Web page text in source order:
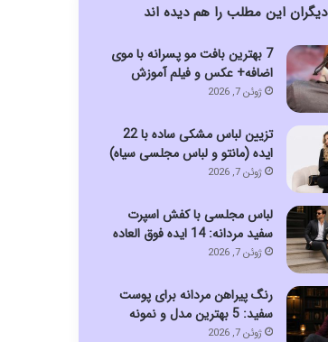
دیگران این مطلب را هم دیده اند
7 بهترین بافت مو پسرانه با موی
اضافه+ عکس و فیلم آموزش
ژوئن 7, 2026
تزیین لباس مشکی ساده با 22
ایده (مانتو و لباس مجلسی سیاه)
ژوئن 7, 2026
لباس مجلسی با کفش اسپرت
سفید مردانه: 14 ایده فوق العاده
ژوئن 7, 2026
رنگ پیراهن مردانه برای پوست
سفید: 5 بهترین مدل و نمونه
ژوئن 7, 2026